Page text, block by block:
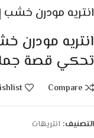
انتريه مودرن
انتريه مودرن
تحكي قصة
Compare
التصنيف: انتريهات